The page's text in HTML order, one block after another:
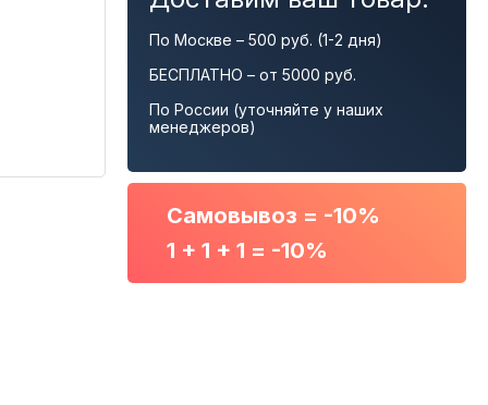
По Москве – 500 руб. (1-2 дня)
БЕСПЛАТНО – от 5000 руб.
По России (уточняйте у наших
менеджеров)
Самовывоз = -10%
1 + 1 + 1 = -10%